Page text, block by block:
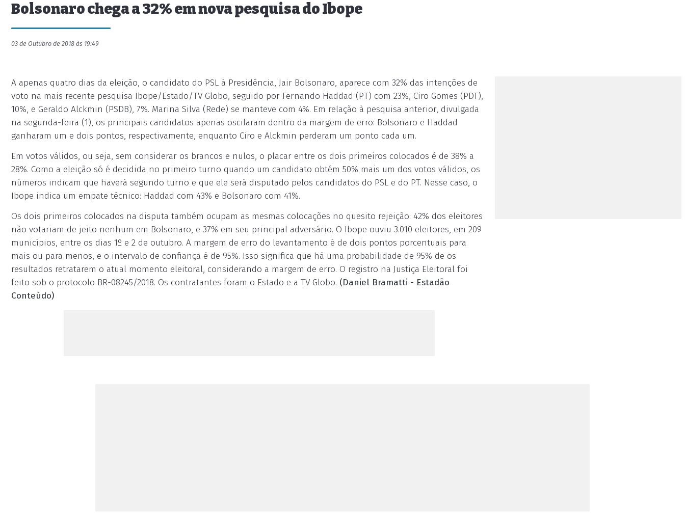
Bolsonaro chega a 32% em nova pesquisa do Ibope
03 de Outubro de 2018 às 19:49
A apenas quatro dias da eleição, o candidato do PSL à Presidência, Jair Bolsonaro, aparece com 32% das intenções de
voto na mais recente pesquisa Ibope/Estado/TV Globo, seguido por Fernando Haddad (PT) com 23%, Ciro Gomes (PDT),
10%, e Geraldo Alckmin (PSDB), 7%. Marina Silva (Rede) se manteve com 4%. Em relação à pesquisa anterior, divulgada
na segunda-feira (1), os principais candidatos apenas oscilaram dentro da margem de erro: Bolsonaro e Haddad
ganharam um e dois pontos, respectivamente, enquanto Ciro e Alckmin perderam um ponto cada um.
Em votos válidos, ou seja, sem considerar os brancos e nulos, o placar entre os dois primeiros colocados é de 38% a
28%. Como a eleição só é decidida no primeiro turno quando um candidato obtém 50% mais um dos votos válidos, os
números indicam que haverá segundo turno e que ele será disputado pelos candidatos do PSL e do PT. Nesse caso, o
Ibope indica um empate técnico: Haddad com 43% e Bolsonaro com 41%.
Os dois primeiros colocados na disputa também ocupam as mesmas colocações no quesito rejeição: 42% dos eleitores
não votariam de jeito nenhum em Bolsonaro, e 37% em seu principal adversário. O Ibope ouviu 3.010 eleitores, em 209
municípios, entre os dias 1º e 2 de outubro. A margem de erro do levantamento é de dois pontos porcentuais para
mais ou para menos, e o intervalo de confiança é de 95%. Isso significa que há uma probabilidade de 95% de os
resultados retratarem o atual momento eleitoral, considerando a margem de erro. O registro na Justiça Eleitoral foi
feito sob o protocolo BR-08245/2018. Os contratantes foram o Estado e a TV Globo. (Daniel Bramatti - Estadão
Conteúdo)